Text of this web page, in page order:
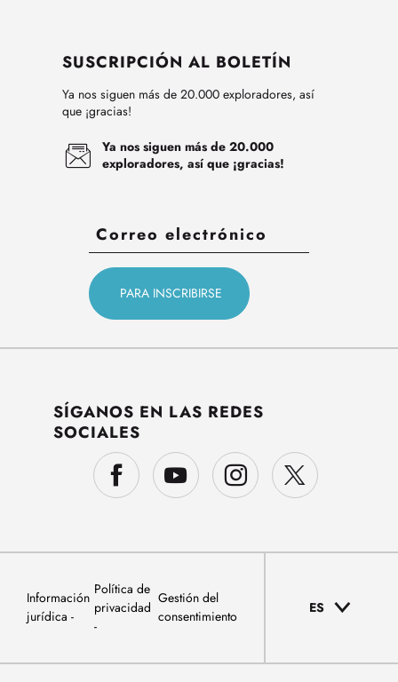
SUSCRIPCIÓN AL BOLETÍN
Ya nos siguen más de 20.000 exploradores, así
que ¡gracias!
Ya nos siguen más de 20.000
exploradores, así que ¡gracias!
SÍGANOS EN LAS REDES
SOCIALES
Información
jurídica
Política de
privacidad
Gestión del
consentimiento
ES